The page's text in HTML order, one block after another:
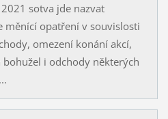
sotva jde nazvat
měnící opatření v souvislosti
omezení konání akcí,
i odchody některých